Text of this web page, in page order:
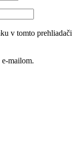
v tomto prehliadači
mailom.